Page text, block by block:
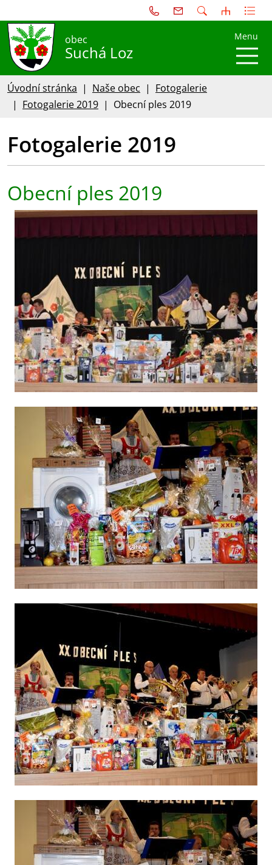
obec
Suchá Loz
Menu
Úvodní stránka Naše obec
Fotogalerie
Fotogalerie 2019
Obecní ples 2019
Fotogalerie 2019
Obecní ples 2019